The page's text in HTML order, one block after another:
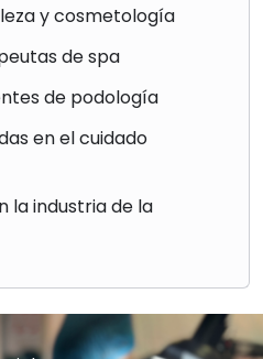
y cosmetología
de spa
de podología
en el cuidado
la industria de la